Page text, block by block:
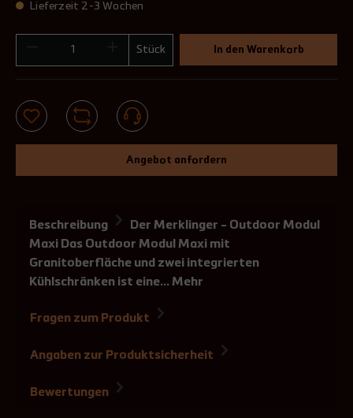
Lieferzeit 2-3 Wochen
Stück In den Warenkorb
Angebot anfordern
Beschreibung
Der Merklinger - Outdoor Modul
Maxi Das Outdoor Modul Maxi mit
Granitoberfläche und zwei integrierten
Kühlschränken ist eine… Mehr
Fragen zum Produkt
Angaben zur Produktsicherheit
Bewertungen